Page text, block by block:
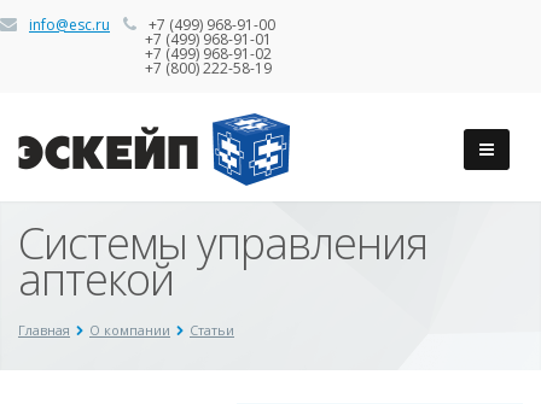
info@esc.ru +7 (499) 968-91-00
+7 (499) 968-91-01
+7 (499) 968-91-02
+7 (800) 222-58-19
Системы управления
аптекой
Главная О компании Статьи